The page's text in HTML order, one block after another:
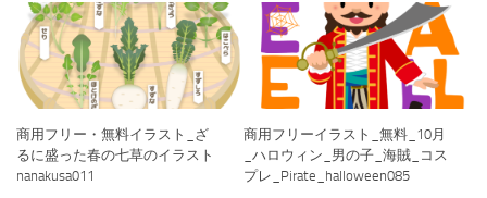
商用フリー・無料イラスト_ざ
るに盛った春の七草のイラスト
nanakusa011
商用フリーイラスト_無料_10月
_ハロウィン_男の子_海賊_コス
プレ_Pirate_halloween085